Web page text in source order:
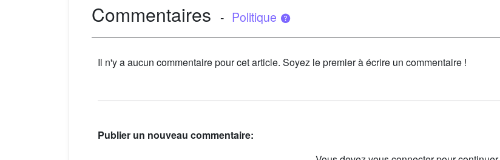
Commentaires - Politique
Il n'y a aucun commentaire pour cet article. Soyez le premier à écrire un commentaire !
Publier un nouveau commentaire: